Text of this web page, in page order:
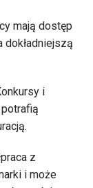
mają dostęp
dokładniejszą
i
z
i może